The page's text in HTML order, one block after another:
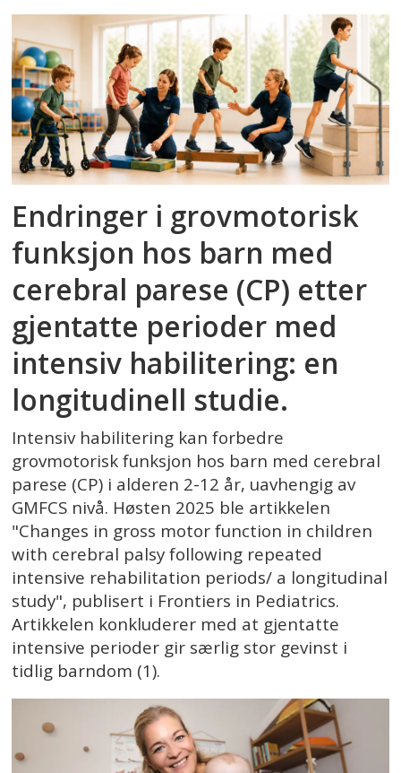
Endringer i grovmotorisk
funksjon hos barn med
cerebral parese (CP) etter
gjentatte perioder med
intensiv habilitering: en
longitudinell studie.
Intensiv habilitering kan forbedre
grovmotorisk funksjon hos barn med cerebral
parese (CP) i alderen 2-12 år, uavhengig av
GMFCS nivå. Høsten 2025 ble artikkelen
"Changes in gross motor function in children
with cerebral palsy following repeated
intensive rehabilitation periods/ a longitudinal
study", publisert i Frontiers in Pediatrics.
Artikkelen konkluderer med at gjentatte
intensive perioder gir særlig stor gevinst i
tidlig barndom (1).